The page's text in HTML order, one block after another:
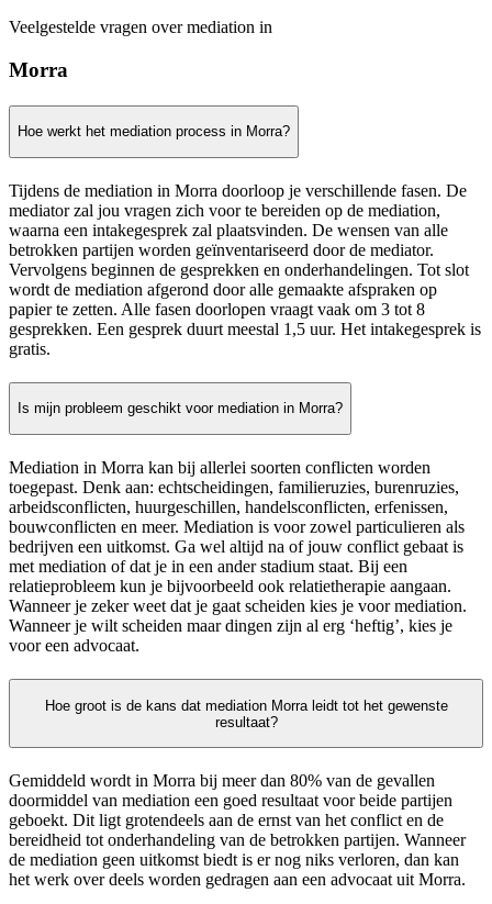
Veelgestelde vragen over mediation in
Morra
Hoe werkt het mediation process in Morra?
Tijdens de mediation in Morra doorloop je verschillende fasen. De
mediator zal jou vragen zich voor te bereiden op de mediation,
waarna een intakegesprek zal plaatsvinden. De wensen van alle
betrokken partijen worden geïnventariseerd door de mediator.
Vervolgens beginnen de gesprekken en onderhandelingen. Tot slot
wordt de mediation afgerond door alle gemaakte afspraken op
papier te zetten. Alle fasen doorlopen vraagt vaak om 3 tot 8
gesprekken. Een gesprek duurt meestal 1,5 uur. Het intakegesprek is
gratis.
Is mijn probleem geschikt voor mediation in Morra?
Mediation in Morra kan bij allerlei soorten conflicten worden
toegepast. Denk aan: echtscheidingen, familieruzies, burenruzies,
arbeidsconflicten, huurgeschillen, handelsconflicten, erfenissen,
bouwconflicten en meer. Mediation is voor zowel particulieren als
bedrijven een uitkomst. Ga wel altijd na of jouw conflict gebaat is
met mediation of dat je in een ander stadium staat. Bij een
relatieprobleem kun je bijvoorbeeld ook relatietherapie aangaan.
Wanneer je zeker weet dat je gaat scheiden kies je voor mediation.
Wanneer je wilt scheiden maar dingen zijn al erg ‘heftig’, kies je
voor een advocaat.
Hoe groot is de kans dat mediation Morra leidt tot het gewenste
resultaat?
Gemiddeld wordt in Morra bij meer dan 80% van de gevallen
doormiddel van mediation een goed resultaat voor beide partijen
geboekt. Dit ligt grotendeels aan de ernst van het conflict en de
bereidheid tot onderhandeling van de betrokken partijen. Wanneer
de mediation geen uitkomst biedt is er nog niks verloren, dan kan
het werk over deels worden gedragen aan een advocaat uit Morra.